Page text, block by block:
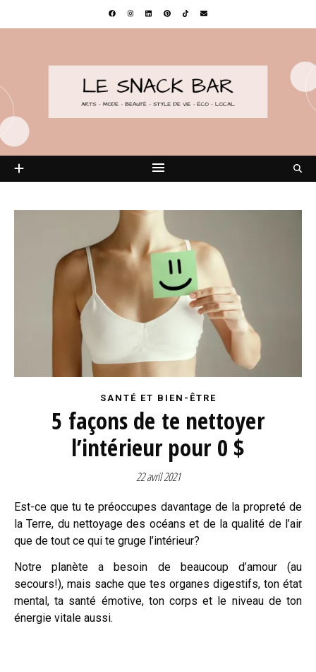
SANTÉ ET BIEN-ÊTRE
5 façons de te nettoyer
l’intérieur pour 0 $
22 avril 2021
Est-ce que tu te préoccupes davantage de la propreté de
la Terre, du nettoyage des océans et de la qualité de l’air
que de tout ce qui te gruge l’intérieur?
Notre planète a besoin de beaucoup d’amour (au
secours!), mais sache que tes organes digestifs, ton état
mental, ta santé émotive, ton corps et le niveau de ton
énergie vitale aussi.